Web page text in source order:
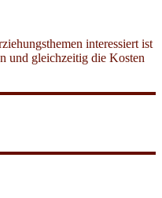
interessiert ist
und gleichzeitig die Kosten